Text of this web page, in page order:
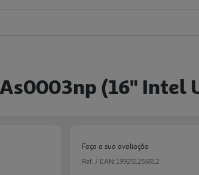
(16" Intel
Faça a sua avaliação
Ref. / EAN: 199251256912